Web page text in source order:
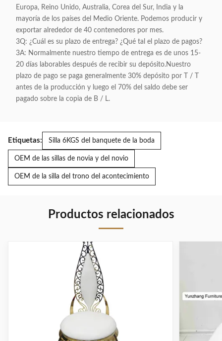
Europa, Reino Unido, Australia, Corea del Sur, India y la
mayoría de los países del Medio Oriente. Podemos producir y
exportar alrededor de 40 contenedores por mes.
3Q: ¿Cuál es su plazo de entrega? ¿Qué tal el plazo de pagos?
3A: Normalmente nuestro tiempo de entrega es de unos 15-
20 días laborables después de recibir su depósito.Nuestro
plazo de pago se paga generalmente 30% depósito por T / T
antes de la producción y luego el 70% del saldo debe ser
pagado sobre la copia de B / L.
Etiquetas: Silla 6KGS del banquete de la boda
OEM de las sillas de novia y del novio
OEM de la silla del trono del acontecimiento
Productos relacionados